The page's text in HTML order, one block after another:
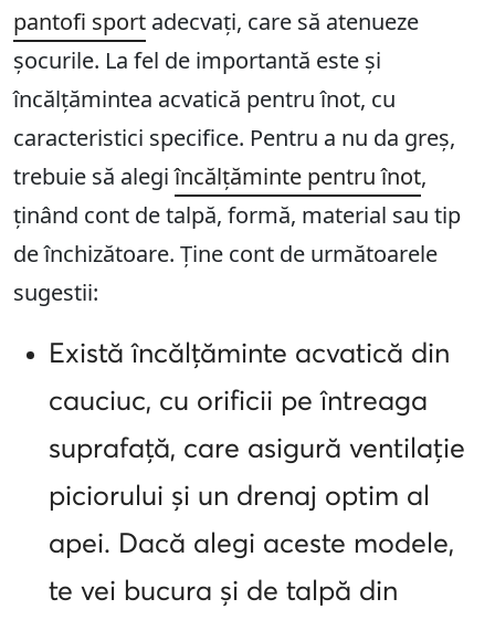
pantofi sport adecvați, care să atenueze
șocurile. La fel de importantă este și
încălțămintea acvatică pentru înot, cu
caracteristici specifice. Pentru a nu da greș,
trebuie să alegiîncălțăminte pentru înot,
ținând cont de talpă, formă, material sau tip
de închizătoare. Ține cont de următoarele
sugestii:
Există încălțăminte acvatică din
cauciuc, cu orificii pe întreaga
suprafață, care asigură ventilație
piciorului și un drenaj optim al
apei. Dacă alegi aceste modele,
te vei bucura și de talpă din